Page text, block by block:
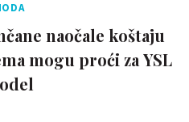
naočale koštaju
mogu proći za YSL